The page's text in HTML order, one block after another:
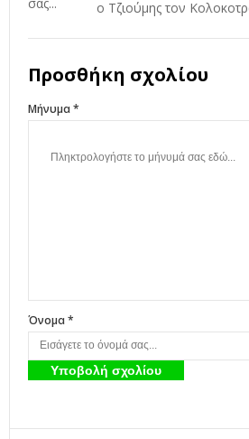
ο Τζιούμης τον
Προσθήκη σχολίου
Μήνυμα *
Όνομα *